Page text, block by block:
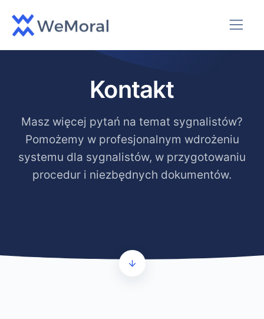
Kontakt
Masz więcej pytań na temat sygnalistów?
Pomożemy w profesjonalnym wdrożeniu
systemu dla sygnalistów, w przygotowaniu
procedur i niezbędnych dokumentów.